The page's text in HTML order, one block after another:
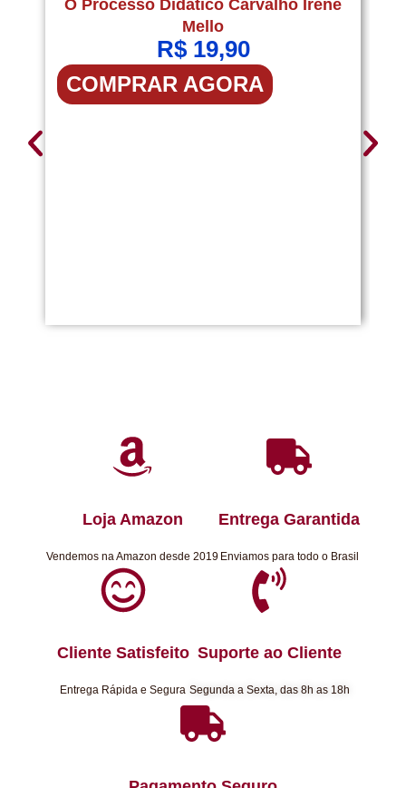
O Processo Didatico Carvalho Irene
Mello
R$19,90
COMPRAR AGORA
Loja Amazon
Vendemos na Amazon desde 2019
Entrega Garantida
Enviamos para todo o Brasil
Cliente Satisfeito
Entrega Rápida e Segura
Suporte ao Cliente
Segunda a Sexta, das 8h as 18h